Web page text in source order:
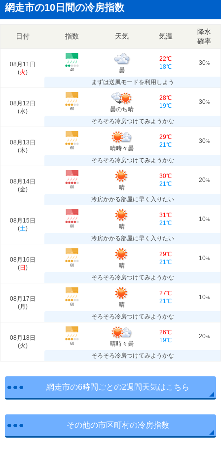
網走市の10日間の冷房指数
日付 指数 天気 気温
降水
確率
08月11日
(火) 40 曇
22℃
18℃
30%
まずは送風モードを利用しよう
08月12日
(水) 60 曇のち晴
28℃
19℃
30%
そろそろ冷房つけてみようかな
08月13日
(木) 60 晴時々曇
29℃
21℃
30%
そろそろ冷房つけてみようかな
08月14日
(金) 80 晴
30℃
21℃
20%
冷房かかる部屋に早く入りたい
08月15日
(土) 80 晴
31℃
21℃
10%
冷房かかる部屋に早く入りたい
08月16日
(日 ) 60 晴
29℃
21℃
10%
そろそろ冷房つけてみようかな
08月17日
(月 ) 60 晴
27℃
21℃
10%
そろそろ冷房つけてみようかな
08月18日
(火) 60 晴時々曇
26℃
19℃
20%
そろそろ冷房つけてみようかな
網走市の6時間ごとの2週間天気はこちら
その他の市区町村の冷房指数